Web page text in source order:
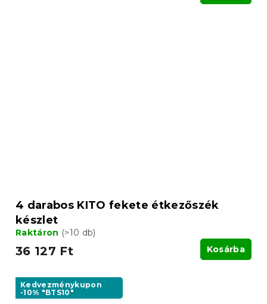
4 darabos KITO fekete étkezőszék
készlet
Raktáron (>10 db)
36 127 Ft Kosárba
Kedvezménykupon
-10% "BTS10"